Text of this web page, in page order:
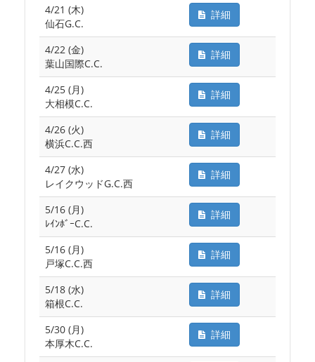
4/21 (木)
仙石G.C.
詳細
4/22 (金)
葉山国際C.C.
詳細
4/25 (月)
大相模C.C.
詳細
4/26 (火)
横浜C.C.西
詳細
4/27 (水)
レイクウッドG.C.西
詳細
5/16 (月)
ﾚｲﾝﾎﾞｰC.C.
詳細
5/16 (月)
戸塚C.C.西
詳細
5/18 (水)
箱根C.C.
詳細
5/30 (月)
本厚木C.C.
詳細